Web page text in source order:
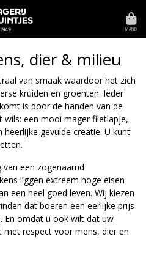
MAND
dier & milieu
van smaak waardoor het zich
kruiden en groenten. Ieder
is door de handen van de
een mooi mager filetlapje,
gevulde creatie. U kunt
een zogenaamd
liggen extreem hoge eisen
een heel goed leven. Wij kiezen
dat boeren een eerlijke prijs
En omdat u ook wilt dat uw
respect voor mens, dier en